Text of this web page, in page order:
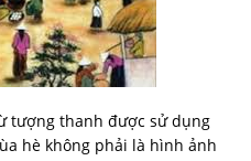
tượng thanh được sử dụng
hè không phải là hình ảnh